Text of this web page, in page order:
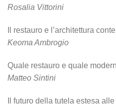
Rosalia Vittorini
Il restauro e l’architettura
Keoma Ambrogio
Quale restauro e quale
Matteo Sintini
Il futuro della tutela estesa